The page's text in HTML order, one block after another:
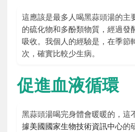
這應該是最多人喝黑蒜頭湯的主
的硫化物和多酚類物質，經過發
吸收。我個人的經驗是，在季節
次，確實比較少生病。
促進血液循環
黑蒜頭湯喝完身體會暖暖的，這
據美國國家生物技術資訊中心的